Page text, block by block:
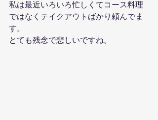
私は最近いろいろ忙しくてコース料理
ではなくテイクアウトばかり頼んでま
す。
とても残念で悲しいですね。